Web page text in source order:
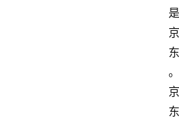
是
京
东
。
京
东